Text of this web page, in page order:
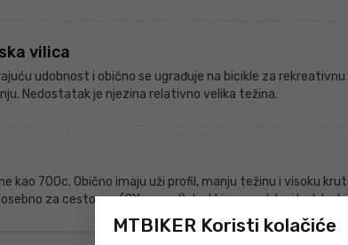
vilica
udobnost i obično se ugrađuje na bicikle za rekreativnu
Nedostatak je njezina relativno velika težina.
kao 700c. Obično imaju uži profil, manju težinu i visoku
za cestovne (CX, gravel), trekking, gradske i brdske
MTBIKER Koristi kolačiće